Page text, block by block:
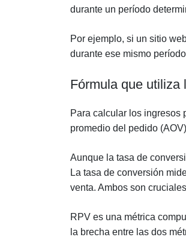
durante un período
Por ejemplo, si un sitio
durante ese mismo
Fórmula que utiliza
Para calcular los ingresos
promedio del pedido
Aunque la tasa de
La tasa de conversión
venta. Ambos son
RPV es una métrica
la brecha entre las dos